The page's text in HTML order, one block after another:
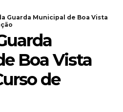
Guarda Municipal de Boa Vista
Boa Vista
de